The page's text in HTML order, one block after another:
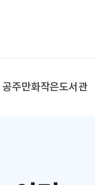
공주만화작은도서관